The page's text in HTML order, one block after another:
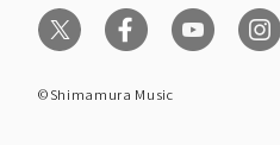
©Shimamura Music